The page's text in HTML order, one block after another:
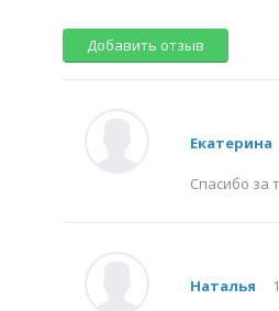
Добавить отзыв
Екатерина
Спасибо за
Наталья